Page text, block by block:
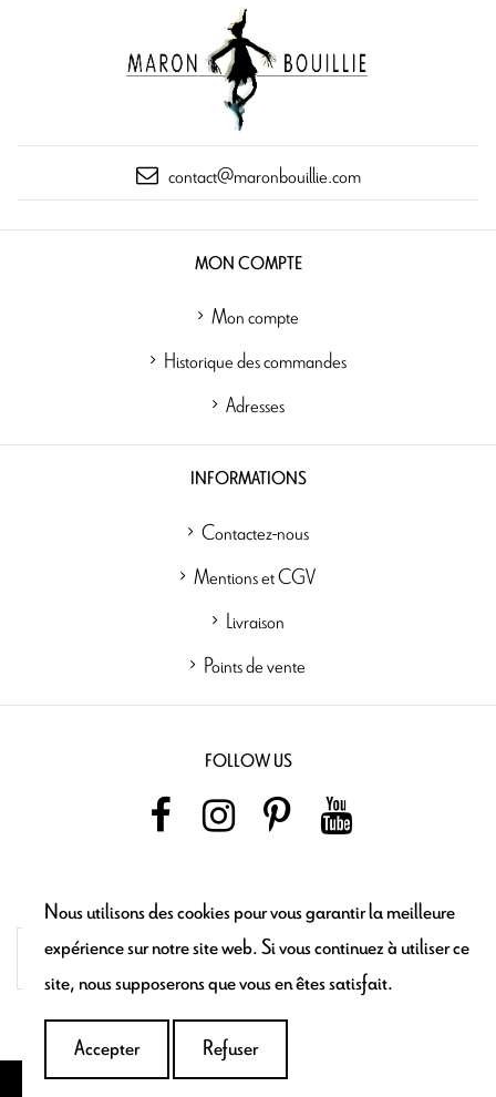
contact@maronbouillie.com
MON COMPTE
Mon compte
Historique des commandes
Adresses
INFORMATIONS
Contactez-nous
Mentions et CGV
Livraison
Points de vente
FOLLOW US
Nous utilisons des cookies pour vous garantir la meilleure
expérience sur notre site web. Si vous continuez à utiliser ce
site, nous supposerons que vous en êtes satisfait.
Accepter Refuser